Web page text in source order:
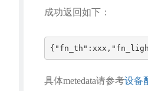
成功返回如下：
具体metedata请参考设备